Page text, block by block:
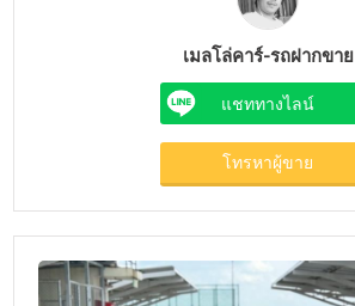
เมลโล่คาร์-รถฝากขาย
แชททางไลน์
โทรหาผู้ขาย